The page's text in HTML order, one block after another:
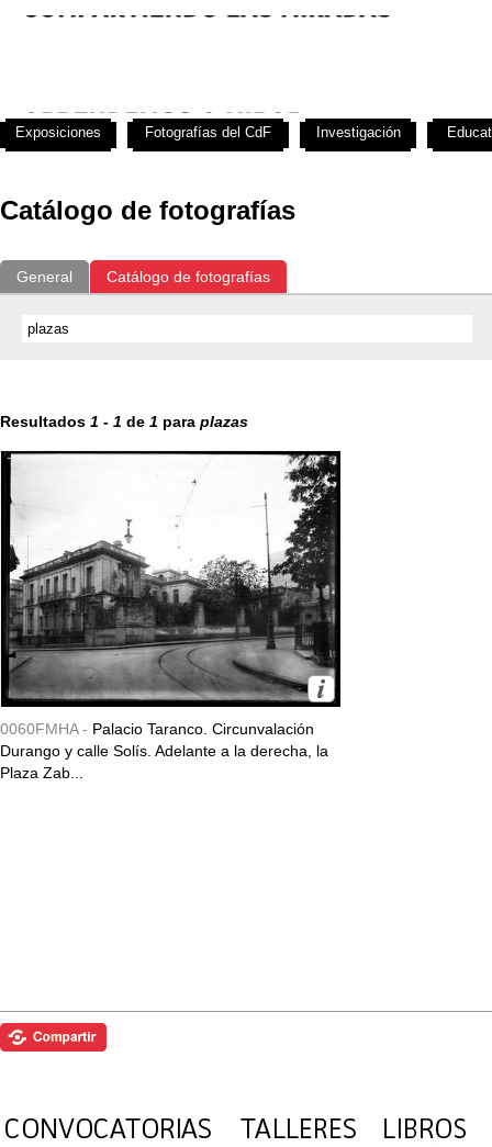
Catálogo de fotografías
General Catálogo de fotografías
Resultados 1 - 1 de 1 para plazas
0060FMHA - Palacio Taranco. Circunvalación
Durango y calle Solís. Adelante a la derecha, la
Plaza Zab...
Exposiciones Fotografías del CdF Investigación